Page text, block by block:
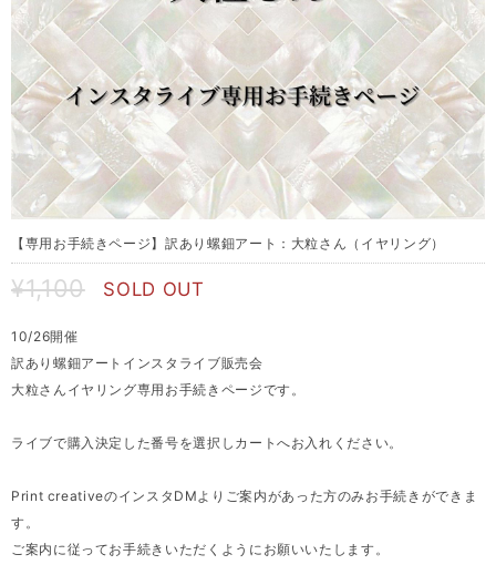
【専用お手続きページ】訳あり螺鈿アート：大粒さん（イヤリング）
¥1,100 SOLD OUT
10/26開催
訳あり螺鈿アートインスタライブ販売会
大粒さんイヤリング専用お手続きページです。
ライブで購入決定した番号を選択しカートへお入れください。
Print creativeのインスタDMよりご案内があった方のみお手続きができま
す。
ご案内に従ってお手続きいただくようにお願いいたします。